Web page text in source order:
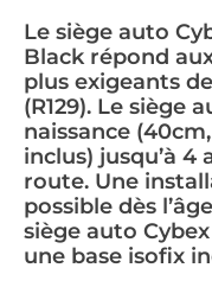
Le siège auto
Black répond
plus exigeants
(R129). Le siège
naissance
inclus) jusqu’à 4
route. Une
possible dès
siège auto
une base isofix